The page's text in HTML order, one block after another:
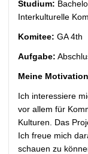
Studium:
Interkulturelle
Komitee: GA 4th
Aufgabe:
Meine
Ich interessiere
vor allem für
Kulturen. Das
Ich freue mich
schauen zu